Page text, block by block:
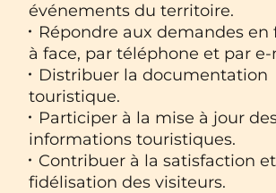
événements du territoire.
Répondre aux demandes en
à face, par téléphone et par e-
Distribuer la documentation
touristique.
Participer à la mise à jour
informations touristiques.
Contribuer à la satisfaction
fidélisation des visiteurs.